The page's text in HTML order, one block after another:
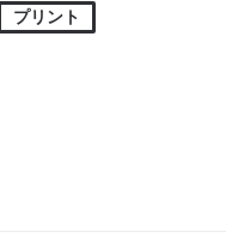
プリント